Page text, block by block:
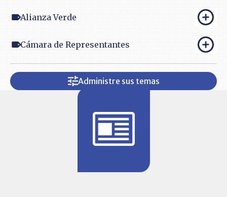
Alianza Verde
Cámara de Representantes
Administre sus temas